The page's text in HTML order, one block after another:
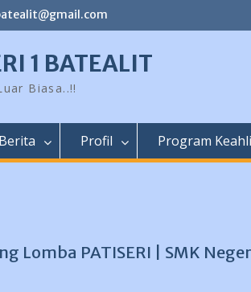
1 BATEALIT
Biasa..!!
Berita Profil Program
Lomba PATISERI | SMK